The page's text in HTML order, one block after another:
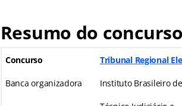
Resumo do concurso
Concurso Tribunal Regional
Banca organizadora Instituto Brasileiro